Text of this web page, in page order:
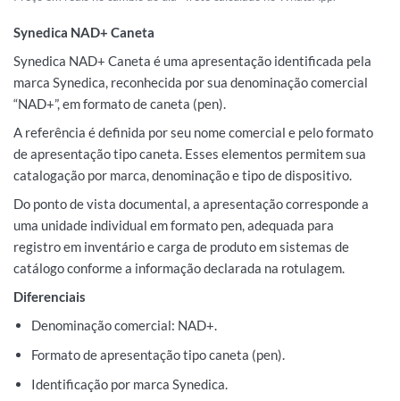
Synedica NAD+ Caneta
Synedica NAD+ Caneta é uma apresentação identificada pela
marca Synedica, reconhecida por sua denominação comercial
“NAD+”, em formato de caneta (pen).
A referência é definida por seu nome comercial e pelo formato
de apresentação tipo caneta. Esses elementos permitem sua
catalogação por marca, denominação e tipo de dispositivo.
Do ponto de vista documental, a apresentação corresponde a
uma unidade individual em formato pen, adequada para
registro em inventário e carga de produto em sistemas de
catálogo conforme a informação declarada na rotulagem.
Diferenciais
Denominação comercial: NAD+.
Formato de apresentação tipo caneta (pen).
Identificação por marca Synedica.